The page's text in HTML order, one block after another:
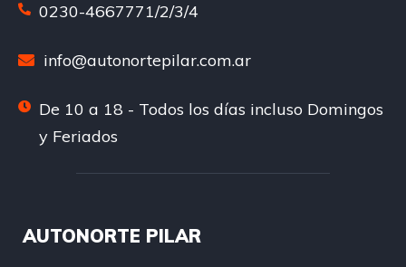
0230-4667771/2/3/4
info@autonortepilar.com.ar
De 10 a 18 - Todos los días incluso Domingos
y Feriados
AUTONORTE PILAR